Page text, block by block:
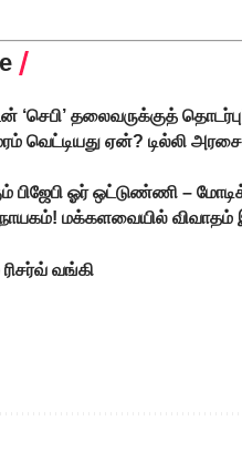
‘செபி’ தலைவருக்குத்
வெட்டியது ஏன்? டில்லி
பிஜேபி ஓர் ஒட்டுண்ணி –
மக்களவையில் விவாதம்
வங்கி